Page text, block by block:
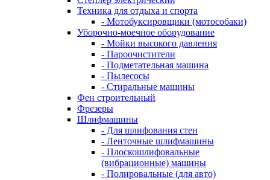
Техника для отдыха и спорта
- Мотобуксировщики (мотособаки)
Уборочно-моечное оборудование
- Мойки высокого давления
- Пароочистители
- Подметательная машина
- Пылесосы
- Стиральные машины
Фен строительный
Фрезеры
Шлифмашины
- Для шлифования стен
- Ленточные шлифмашины
- Плоскошлифовальные
(вибрационные) машины
- Полировальные (для авто)